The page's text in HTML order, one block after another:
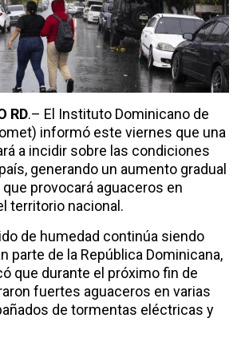
RD.– El Instituto Dominicano de
informó este viernes que una
a incidir sobre las condiciones
generando un aumento gradual
provocará aguaceros en
territorio nacional.
de humedad continúa siendo
parte de la República Dominicana,
que durante el próximo fin de
fuertes aguaceros en varias
de tormentas eléctricas y